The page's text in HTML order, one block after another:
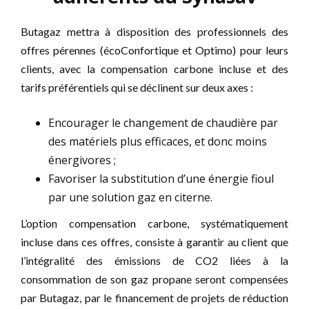
Butagaz mettra à disposition des professionnels des
offres pérennes (écoConfortique et Optimo) pour leurs
clients, avec la compensation carbone incluse et des
tarifs préférentiels qui se déclinent sur deux axes :
Encourager le changement de chaudière par
des matériels plus efficaces, et donc moins
énergivores ;
Favoriser la substitution d’une énergie fioul
par une solution gaz en citerne.
L’option compensation carbone, systématiquement
incluse dans ces offres, consiste à garantir au client que
l’intégralité des émissions de CO2 liées à la
consommation de son gaz propane seront compensées
par Butagaz, par le financement de projets de réduction